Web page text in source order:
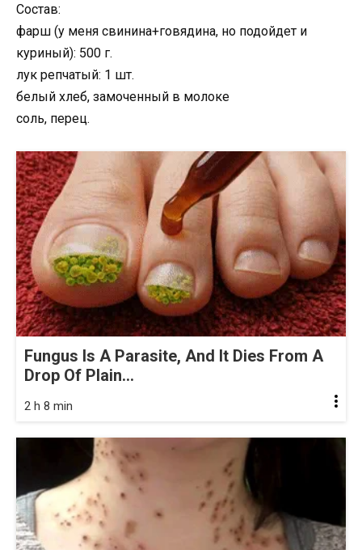
Состав:
фарш (у меня свинина+говядина, но подойдет и
куриный): 500 г.
лук репчатый: 1 шт.
белый хлеб, замоченный в молоке
соль, перец.
Fungus Is A Parasite, And It Dies From A
Drop Of Plain...
2 h 8 min